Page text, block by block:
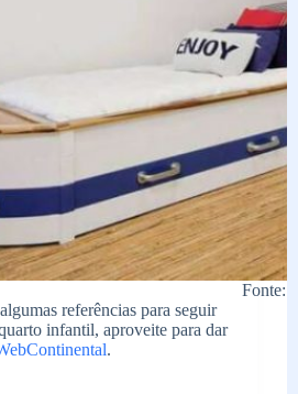
Fonte:
referências para seguir
infantil, aproveite para dar
.